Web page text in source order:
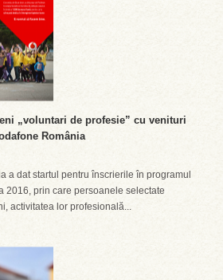
„voluntari de profesie” cu venituri
România
a dat startul pentru înscrierile în programul
2016, prin care persoanele selectate
activitatea lor profesională...